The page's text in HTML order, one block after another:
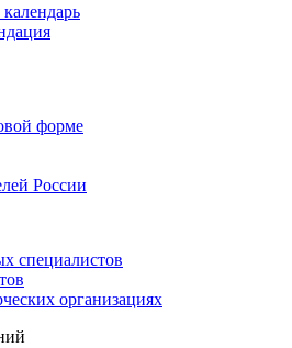
форме
России
специалистов
организациях